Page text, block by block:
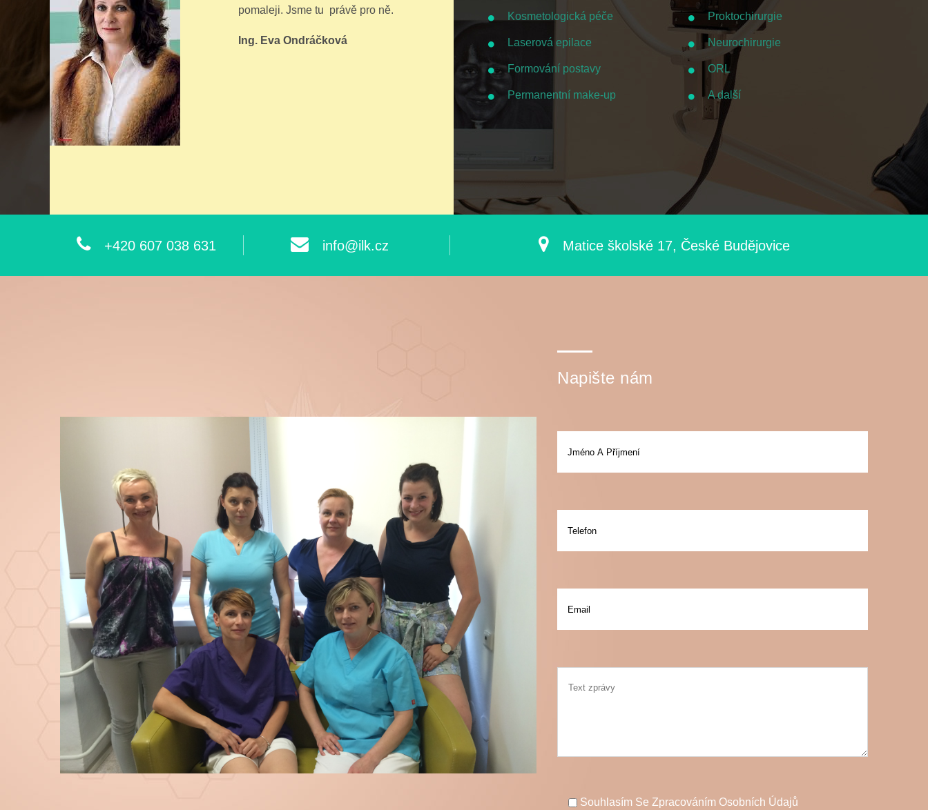
pomaleji. Jsme tu právě pro ně.
Ing. Eva Ondráčková
Kosmetologická péče
Laserová epilace
Formování postavy
Permanentní make-up
Proktochirurgie
Neurochirurgie
ORL
A další
+420 607 038 631 info@ilk.cz Matice školské 17, České Budějovice
Napište nám
Souhlasím Se Zpracováním Osobních Údajů